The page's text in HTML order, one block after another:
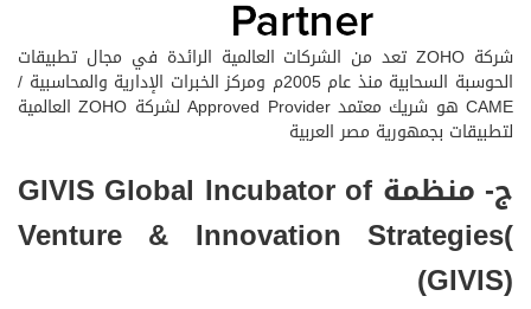
شركة ZOHO تعد من الشركات العالمية الرائدة في مجال تطبيقات
الحوسبة السحابية منذ عام 2005م ومركز الخبرات الإدارية والمحاسبية /
CAME هو شريك معتمد Approved Provider لشركة ZOHO العالمية
لتطبيقات بجمهورية مصر العربية
ج- منظمة GIVIS Global Incubator of
Venture & Innovation Strategies(
(GIVIS)